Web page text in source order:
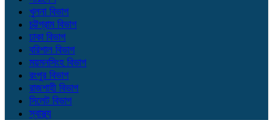
খুলনা বিভাগ
চট্টগ্রাম বিভাগ
ঢাকা বিভাগ
বরিশাল বিভাগ
ময়মনসিংহ বিভাগ
রংপুর বিভাগ
রাজশাহী বিভাগ
সিলেট বিভাগ
স্বাস্থ্য